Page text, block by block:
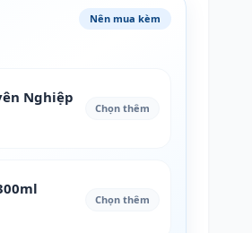
Nên mua kèm
Nghiệp
Chọn thêm
Chọn thêm